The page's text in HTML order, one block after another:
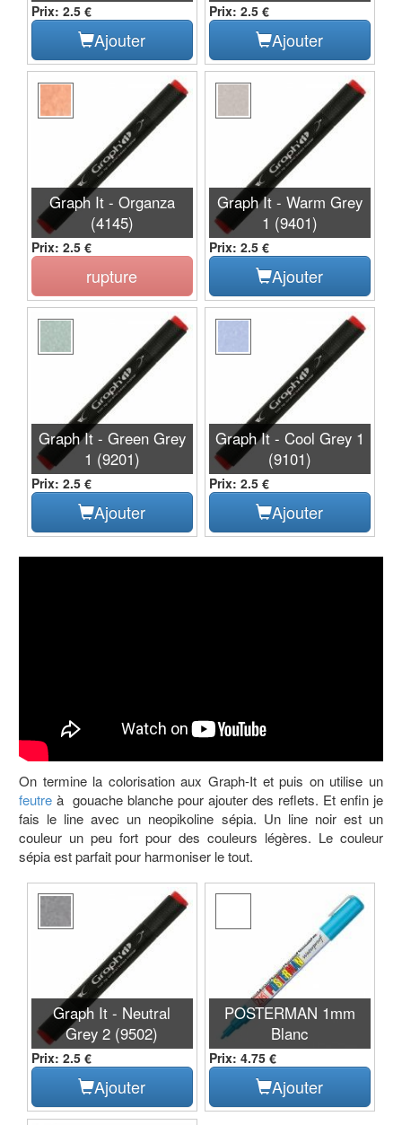
Prix: 2.5 €
Ajouter
Prix: 2.5 €
Ajouter
Graph It - Organza
(4145)
Prix: 2.5 €
rupture
Graph It - Warm Grey
1 (9401)
Prix: 2.5 €
Ajouter
Graph It - Green Grey
1 (9201)
Prix: 2.5 €
Ajouter
Graph It - Cool Grey 1
(9101)
Prix: 2.5 €
Ajouter
On termine la colorisation aux Graph-It et puis on utilise un
feutre à gouache blanche pour ajouter des reflets. Et enfin je
fais le line avec un neopikoline sépia. Un line noir est un
couleur un peu fort pour des couleurs légères. Le couleur
sépia est parfait pour harmoniser le tout.
Graph It - Neutral
Grey 2 (9502)
Prix: 2.5 €
Ajouter
POSTERMAN 1mm
Blanc
Prix: 4.75 €
Ajouter